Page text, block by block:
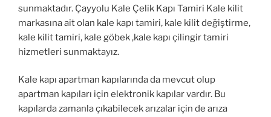
sunmaktadır. Çayyolu Kale Çelik Kapı Tamiri Kale kilit
markasına ait olan kale kapı tamiri, kale kilit değiştirme,
kale kilit tamiri, kale göbek ,kale kapı çilingir tamiri
hizmetleri sunmaktayız.
Kale kapı apartman kapılarında da mevcut olup
apartman kapıları için elektronik kapılar vardır. Bu
kapılarda zamanla çıkabilecek arızalar için de arıza